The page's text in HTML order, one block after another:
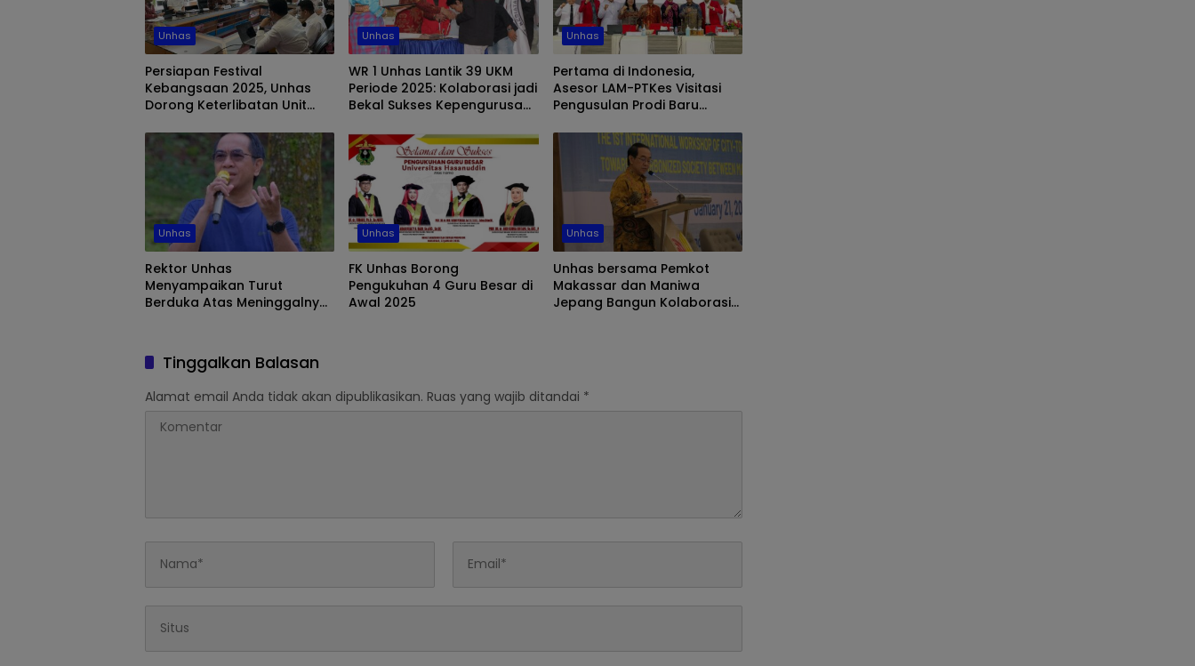
Unhas
Persiapan Festival
Kebangsaan 2025, Unhas
Dorong Keterlibatan Unit
Keselamatan Kerja
Unhas
WR 1 Unhas Lantik 39 UKM
Periode 2025: Kolaborasi jadi
Bekal Sukses Kepengurusan
Unhas
Pertama di Indonesia,
Asesor LAM-PTKes Visitasi
Pengusulan Prodi Baru
dan Maksilofasial FKG Unhas
Unhas
Rektor Unhas
Menyampaikan Turut
Berduka Atas Meninggalnya
Unhas
FK Unhas Borong
Pengukuhan 4 Guru Besar di
Awal 2025
Unhas
Unhas bersama Pemkot
Makassar dan Maniwa
Jepang Bangun Kolaborasi
Tinggalkan Balasan
Alamat email Anda tidak akan dipublikasikan. Ruas yang wajib ditandai *